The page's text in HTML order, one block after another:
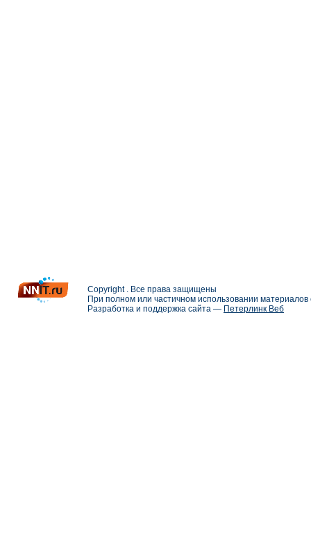
Copyright . Все права защищены
При полном или частичном использовании
Разработка и поддержка сайта — Петерлинк Веб